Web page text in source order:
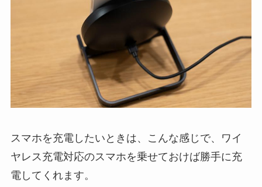
スマホを充電したいときは、こんな感じで、ワイ
ヤレス充電対応のスマホを乗せておけば勝手に充
電してくれます。